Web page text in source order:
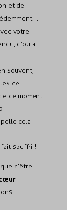
et de
Il
votre
d’où à
souvent,
de
ce moment
cela
fait souffrir!
d’être